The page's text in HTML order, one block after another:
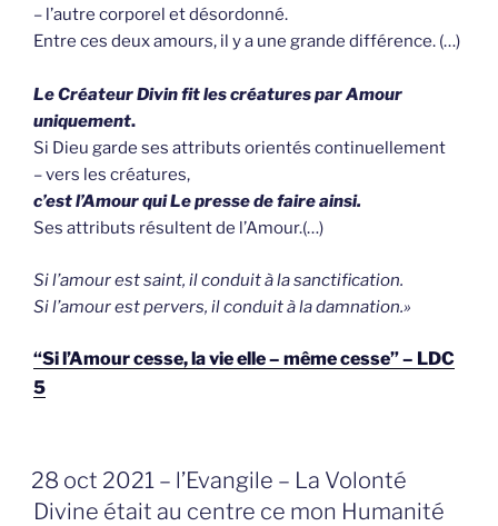
– l’autre corporel et désordonné.
Entre ces deux amours, il y a une grande différence. (…)
Le Créateur Divin fit les créatures par Amour
uniquement.
Si Dieu garde ses attributs orientés continuellement
– vers les créatures,
c’est l’Amour qui Le presse de faire ainsi.
Ses attributs résultent de l’Amour.(…)
Si l’amour est saint, il conduit à la sanctification.
Si l’amour est pervers, il conduit à la damnation.»
“Si l’Amour cesse, la vie elle – même cesse” – LDC
5
GEPLAATST
OP
28 oct 2021 – l’Evangile – La Volonté
Divine était au centre ce mon Humanité